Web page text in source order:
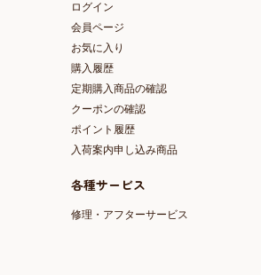
ログイン
会員ページ
お気に入り
購入履歴
定期購入商品の確認
クーポンの確認
ポイント履歴
入荷案内申し込み商品
各種サービス
修理・アフターサービス